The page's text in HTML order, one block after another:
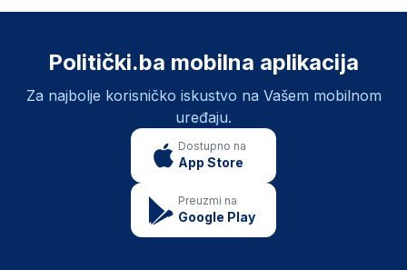
Politički.ba mobilna aplikacija
Za najbolje korisničko iskustvo na Vašem mobilnom
uređaju.
Dostupno na
App Store
Preuzmi na
Google Play